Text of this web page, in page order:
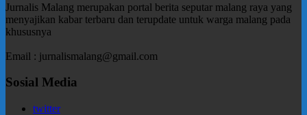
Jurnalis Malang merupakan portal berita seputar malang raya yang
menyajikan kabar terbaru dan terupdate untuk warga malang pada
khususnya
Email : jurnalismalang@gmail.com
Sosial Media
twitter